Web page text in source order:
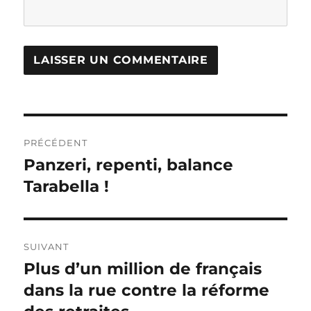
de
l’article
PRÉCÉDENT
Publication
précédente :
Panzeri, repenti, balance
Tarabella !
SUIVANT
Publication
suivante :
Plus d’un million de français
dans la rue contre la réforme